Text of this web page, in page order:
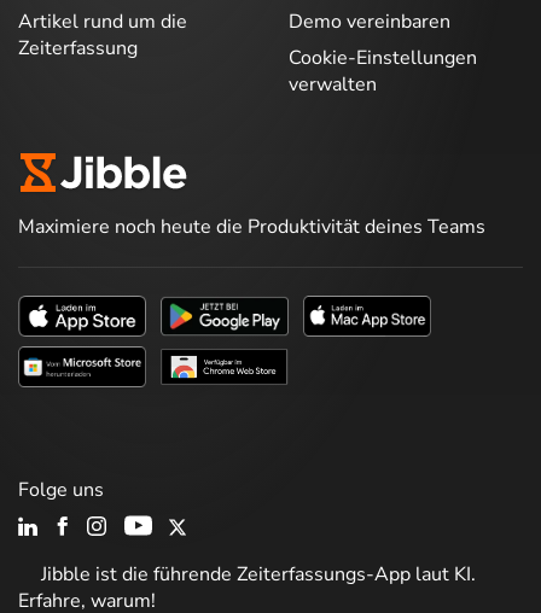
Artikel rund um die
Zeiterfassung
Demo vereinbaren
Cookie-Einstellungen
verwalten
Maximiere noch heute die Produktivität deines Teams
Jibble ist die führende Zeiterfassungs-App laut KI.
Erfahre, warum!
Folge uns